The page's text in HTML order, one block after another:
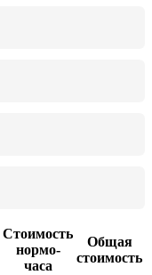
Стоимость
нормо-
часа
Общая
стоимость